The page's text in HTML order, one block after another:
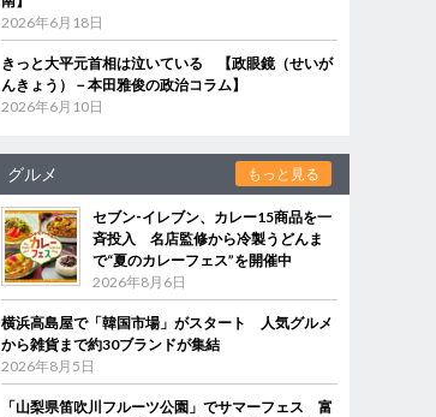
2026年6月18日
きっと大平元首相は泣いている 【政眼鏡（せいが
んきょう）－本田雅俊の政治コラム】
2026年6月10日
グルメ もっと見る
セブン‐イレブン、カレー15商品を一
斉投入 名店監修から冷製うどんま
で“夏のカレーフェス”を開催中
2026年8月6日
横浜高島屋で「韓国市場」がスタート 人気グルメ
から雑貨まで約30ブランドが集結
2026年8月5日
「山梨県笛吹川フルーツ公園」でサマーフェス 富